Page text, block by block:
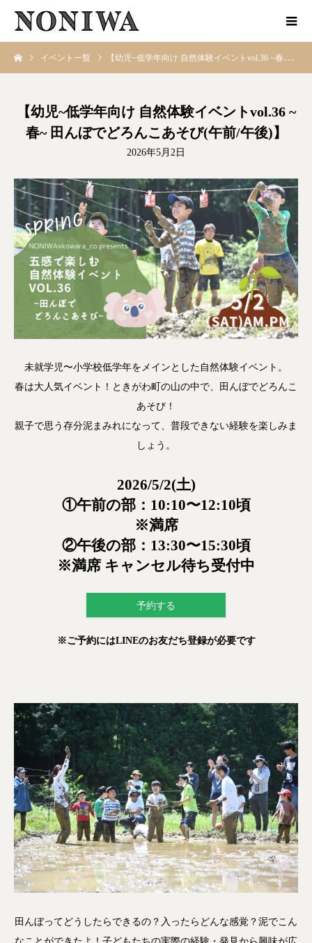
イベント一覧 【幼児~低学年向け 自然体験イベントvol.36 ~春~ 田んぼでどろんこあそび(午前/午後)】
【幼児~低学年向け 自然体験イベントvol.36 ~
春~ 田んぼでどろんこあそび(午前/午後)】
2026年5月2日
未就学児〜小学校低学年をメインとした自然体験イベント。
春は大人気イベント！ときがわ町の山の中で、田んぼでどろんこ
あそび！
親子で思う存分泥まみれになって、普段できない経験を楽しみま
しょう。
2026/5/2(土)
①午前の部：10:10〜12:10頃
※満席
②午後の部：13:30〜15:30頃
※満席 キャンセル待ち受付中
予約する
※ご予約にはLINEのお友だち登録が必要です
田んぼってどうしたらできるの？入ったらどんな感覚？泥でこん